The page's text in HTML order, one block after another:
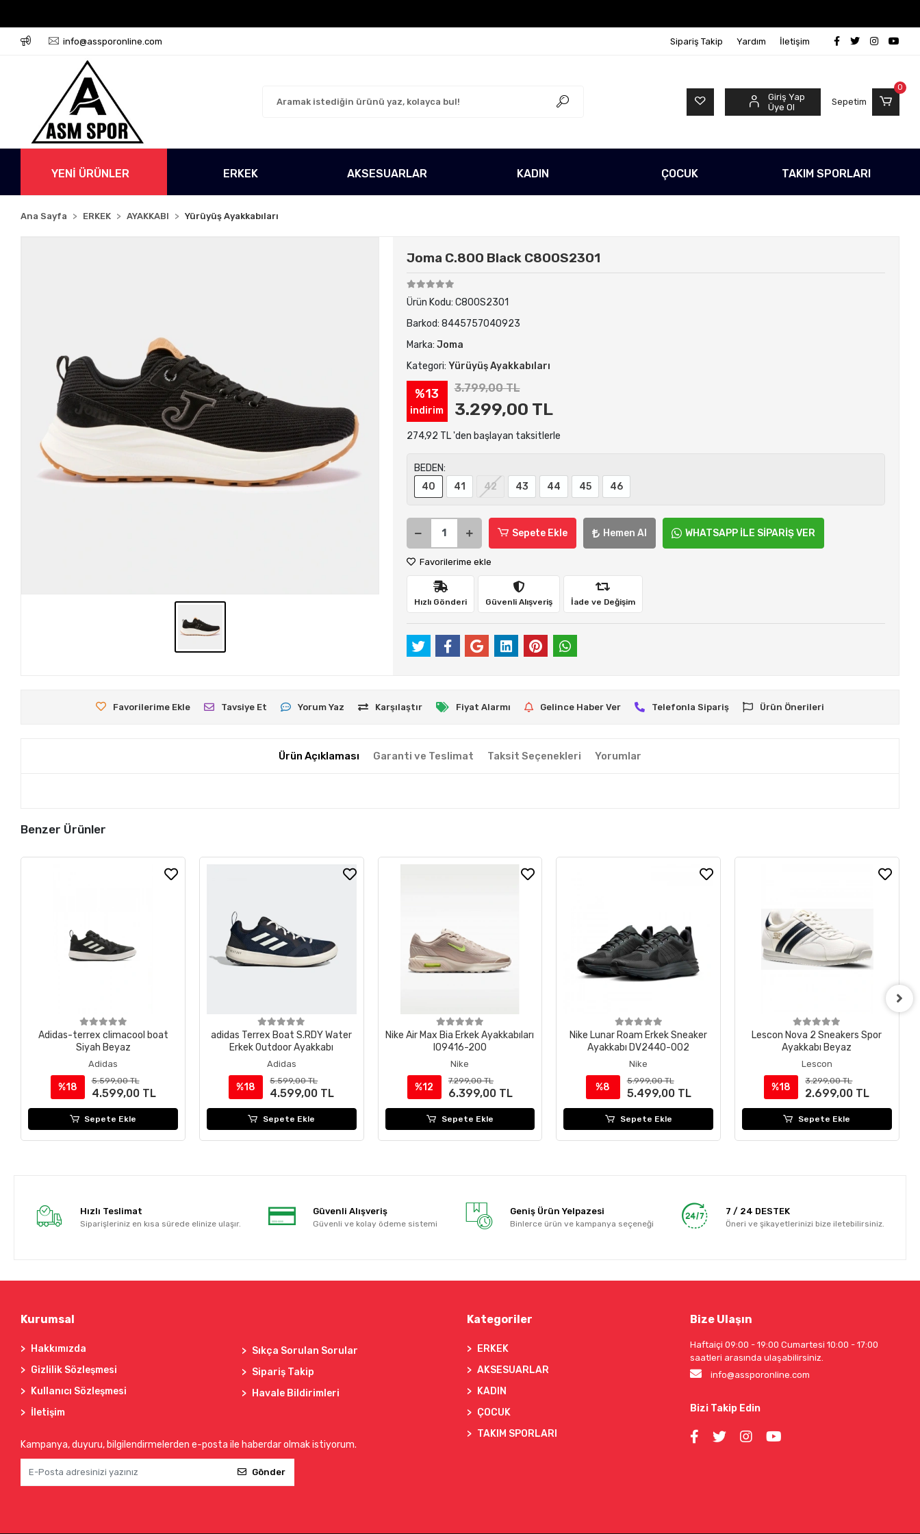
info@assporonline.com Sipariş Takip Yardım İletişim
Giriş Yap
Üye Ol
Sepetim
0
YENİ ÜRÜNLER ERKEK AKSESUARLAR KADIN ÇOCUK TAKIM SPORLARI
Ana Sayfa ERKEK AYAKKABI Yürüyüş Ayakkabıları
Joma C.800 Black C800S2301
Ürün Kodu: C800S2301
Barkod: 8445757040923
Marka: Joma
Kategori: Yürüyüş Ayakkabıları
%13
indirim
3.799,00 TL
3.299,00 TL
274,92 TL 'den başlayan taksitlerle
BEDEN:
40
41 42 43 44 45 46
Sepete Ekle Hemen Al WHATSAPP İLE SİPARİŞ VER
Favorilerime ekle
Hızlı Gönderi Güvenli Alışveriş İade ve Değişim
Favorilerime Ekle Tavsiye Et Yorum Yaz Karşılaştır Fiyat Alarmı Gelince Haber Ver Telefonla Sipariş Ürün Önerileri
Ürün Açıklaması Garanti ve Teslimat Taksit Seçenekleri Yorumlar
Benzer Ürünler
Adidas-terrex climacool boat
Siyah Beyaz
Adidas
%18
5.599,00 TL
4.599,00 TL
Sepete Ekle
adidas Terrex Boat S.RDY Water
Erkek Outdoor Ayakkabı
Adidas
%18
5.599,00 TL
4.599,00 TL
Sepete Ekle
Nike Air Max Bia Erkek Ayakkabıları
IO9416-200
Nike
%12
7.299,00 TL
6.399,00 TL
Sepete Ekle
Nike Lunar Roam Erkek Sneaker
Ayakkabı DV2440-002
Nike
%8
5.999,00 TL
5.499,00 TL
Sepete Ekle
Lescon Nova 2 Sneakers Spor
Ayakkabı Beyaz
Lescon
%18
3.299,00 TL
2.699,00 TL
Sepete Ekle
Hızlı Teslimat
Siparişleriniz en kısa sürede elinize ulaşır.
Güvenli Alışveriş
Güvenli ve kolay ödeme sistemi
Geniş Ürün Yelpazesi
Binlerce ürün ve kampanya seçeneği
7 / 24 DESTEK
Öneri ve şikayetlerinizi bize iletebilirsiniz.
Kurumsal
Hakkımızda
Gizlilik Sözleşmesi
Kullanıcı Sözleşmesi
İletişim
Sıkça Sorulan Sorular
Sipariş Takip
Havale Bildirimleri
Kampanya, duyuru, bilgilendirmelerden e-posta ile haberdar olmak istiyorum.
Gönder
Kategoriler
ERKEK
AKSESUARLAR
KADIN
ÇOCUK
TAKIM SPORLARI
Bize Ulaşın
Haftaiçi 09:00 - 19:00 Cumartesi 10:00 - 17:00
saatleri arasında ulaşabilirsiniz.
info@assporonline.com
Bizi Takip Edin